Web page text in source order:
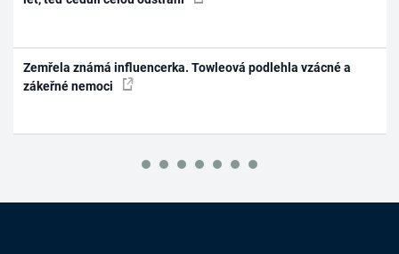
Zemřela známá influencerka. Towleová podlehla vzácné a
zákeřné nemoci